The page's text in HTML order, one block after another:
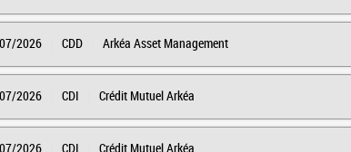
2026 CDD Arkéa Asset Management
2026 CDI Crédit Mutuel Arkéa
2026 CDI Crédit Mutuel Arkéa